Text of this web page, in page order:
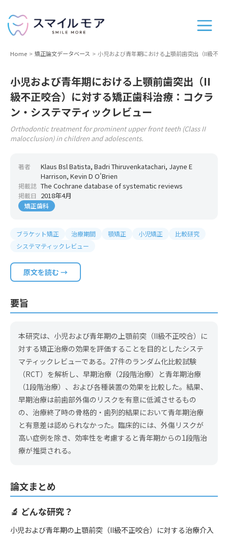
Home 矯正論文データベース 小児および青年期における上顎前歯突出（II級不
小児および青年期における上顎前歯突出（II
級不正咬合）に対する矯正歯科治療：コクラ
ン・システマティックレビュー
Orthodontic treatment for prominent upper front teeth (Class II
malocclusion) in children and adolescents.
著者
Klaus Bsl Batista, Badri Thiruvenkatachari, Jayne E
Harrison, Kevin D O'Brien
掲載誌 The Cochrane database of systematic reviews
掲載日 2018年4月
矯正歯科
ブラケット矯正 治療期間 顎矯正 小児矯正
比較研究
システマティックレビュー
原文を読む →
要旨
本研究は、小児および青年期の上顎前突（II級不正咬合）に
対する矯正治療の効果を評価することを目的としたシステ
マティックレビューである。27件のランダム化比較試験
（RCT）を解析し、早期治療（2段階治療）と青年期治療
（1段階治療）、および各種装置の効果を比較した。結果、
早期治療は前歯部外傷のリスクを有意に低減させるもの
の、治療終了時の骨格的・歯列的結果において青年期治療
と有意差は認められなかった。臨床的には、外傷リスクが
高い症例を除き、効率性を考慮すると青年期からの1段階治
療が推奨される。
論文まとめ
🔬 どんな研究？
小児および青年期の上顎前突（II級不正咬合）に対する治療介入